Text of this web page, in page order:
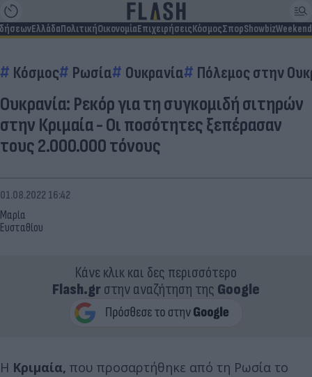
ΕλλάδαΠολιτικήΟικονομίαΕπιχειρήσειςΚόσμοςΣπορShowbizWeekend
Κόσμος Ρωσία Ουκρανία Πόλεμος στην
Ουκρανία: Ρεκόρ για τη συγκομιδή σιτηρών
στην Κριμαία - Οι ποσότητες ξεπέρασαν
τους 2.000.000 τόνους
Μαρία
Ευσταθίου
01.08.2022 16:42
Κάνε κλικ και δες περισσότερο
Flash.grστην αναζήτηση της Google
Η Κριμαία, που προσαρτήθηκε από τη Ρωσία το